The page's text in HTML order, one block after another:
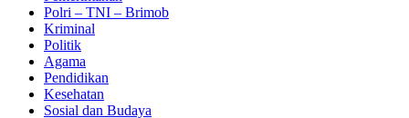
Polri – TNI – Brimob
Kriminal
Politik
Agama
Pendidikan
Kesehatan
Sosial dan Budaya